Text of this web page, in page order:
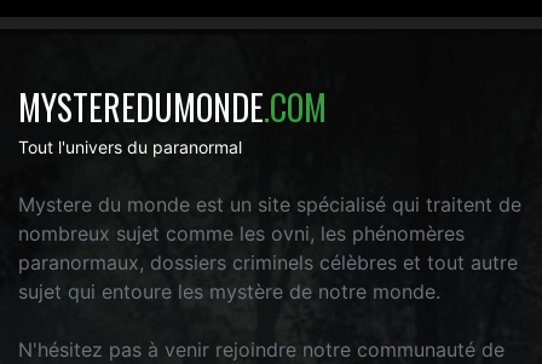
MYSTEREDUMONDE.COM
Tout l'univers du paranormal
Mystere du monde est un site spécialisé qui traitent de
nombreux sujet comme les ovni, les phénomères
paranormaux, dossiers criminels célèbres et tout autre
sujet qui entoure les mystère de notre monde.
N'hésitez pas à venir rejoindre notre communauté de